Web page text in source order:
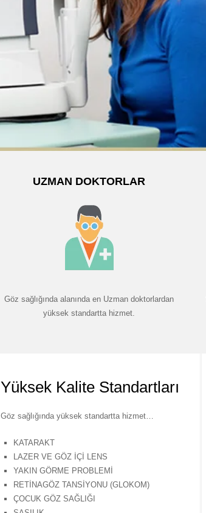
UZMAN DOKTORLAR
Göz sağlığında alanında en Uzman doktorlardan
yüksek standartta hizmet.
Yüksek Kalite Standartları
Göz sağlığında yüksek standartta hizmet…
KATARAKT
LAZER VE GÖZ İÇİ LENS
YAKIN GÖRME PROBLEMİ
RETİNAGÖZ TANSİYONU (GLOKOM)
ÇOCUK GÖZ SAĞLIĞI